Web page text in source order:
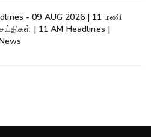
- 09 AUG 2026 | 11 மணி
| 11 AM Headlines |